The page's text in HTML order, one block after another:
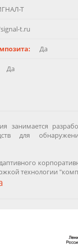
Т
t.ru
Да
Да
занимается
для
технологии